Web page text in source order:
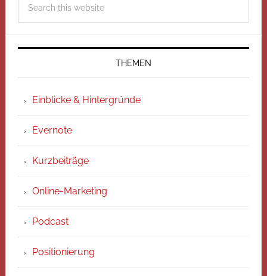
THEMEN
Einblicke & Hintergründe
Evernote
Kurzbeiträge
Online-Marketing
Podcast
Positionierung